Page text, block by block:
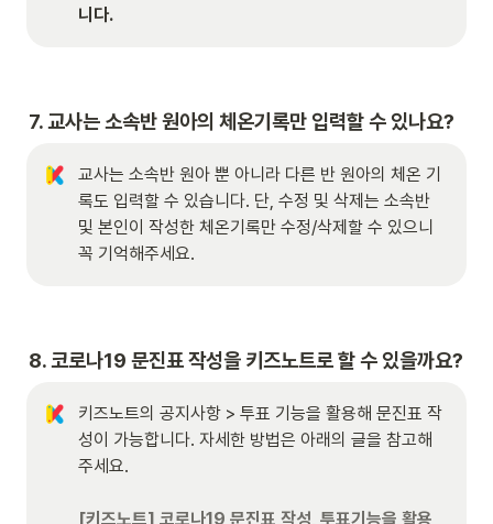
니다.
7. 교사는 소속반 원아의 체온기록만 입력할 수 있나요?
교사는 소속반 원아 뿐 아니라 다른 반 원아의 체온 기
록도 입력할 수 있습니다. 단, 수정 및 삭제는 소속반
및 본인이 작성한 체온기록만 수정/삭제할 수 있으니
꼭 기억해주세요.
8. 코로나19 문진표 작성을 키즈노트로 할 수 있을까요?
키즈노트의 공지사항 > 투표 기능을 활용해 문진표 작
성이 가능합니다. 자세한 방법은 아래의 글을 참고해
주세요.
[키즈노트] 코로나19 문진표 작성, 투표기능을 활용